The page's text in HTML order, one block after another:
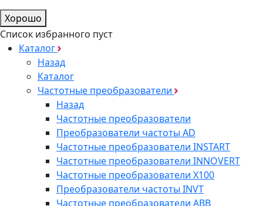
Хорошо
Список избранного пуст
Каталог
Назад
Каталог
Частотные преобразователи
Назад
Частотные преобразователи
Преобразователи частоты AD
Частотные преобразователи INSTART
Частотные преобразователи INNOVERT
Частотные преобразователи Х100
Преобразователи частоты INVT
Частотные преобразователи ABB